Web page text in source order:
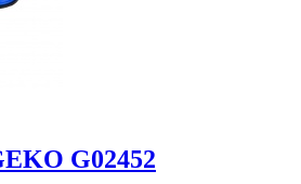
G02452